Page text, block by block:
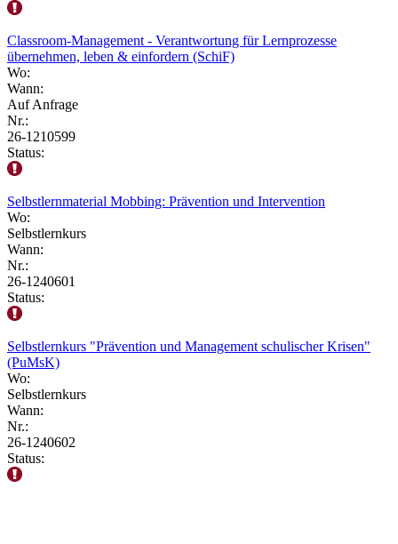
Classroom-Management - Verantwortung für Lernprozesse
übernehmen, leben & einfordern (SchiF)
Wo:
Wann:
Auf Anfrage
Nr.:
26-1210599
Status:
Selbstlernmaterial Mobbing: Prävention und Intervention
Wo:
Selbstlernkurs
Wann:
Nr.:
26-1240601
Status:
Selbstlernkurs "Prävention und Management schulischer Krisen"
(PuMsK)
Wo:
Selbstlernkurs
Wann:
Nr.:
26-1240602
Status: